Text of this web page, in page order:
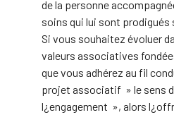
de la personne
soins qui lui sont
Si vous souhaitez évoluer
valeurs associatives
que vous adhérez au fil
projet associatif » le sens
l¿engagement », alors